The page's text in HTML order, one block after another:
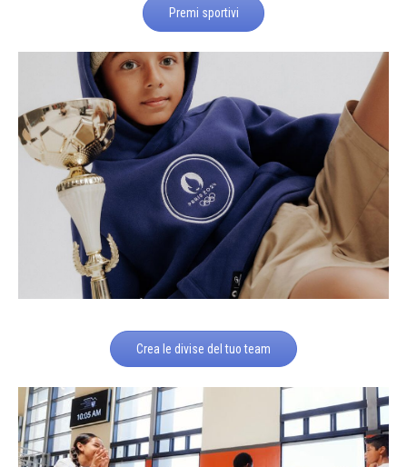
Premi sportivi
Crea le divise del tuo team